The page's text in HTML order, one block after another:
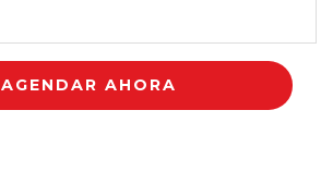
AGENDAR AHORA